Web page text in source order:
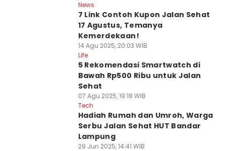
News
7 Link Contoh Kupon Jalan Sehat
17 Agustus, Temanya
Kemerdekaan!
14 Agu 2025, 20:03 WIB
Life
5 Rekomendasi Smartwatch di
Bawah Rp500 Ribu untuk Jalan
Sehat
07 Agu 2025, 19:18 WIB
Tech
Hadiah Rumah dan Umroh, Warga
Serbu Jalan Sehat HUT Bandar
Lampung
29 Jun 2025, 14:41 WIB